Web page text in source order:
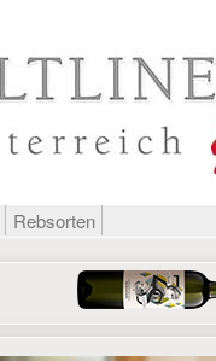
Rebsorten